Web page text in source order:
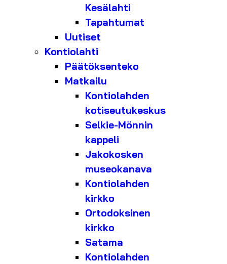
Kesälahti
Tapahtumat
Uutiset
Kontiolahti
Päätöksenteko
Matkailu
Kontiolahden
kotiseutukeskus
Selkie-Mönnin
kappeli
Jakokosken
museokanava
Kontiolahden
kirkko
Ortodoksinen
kirkko
Satama
Kontiolahden